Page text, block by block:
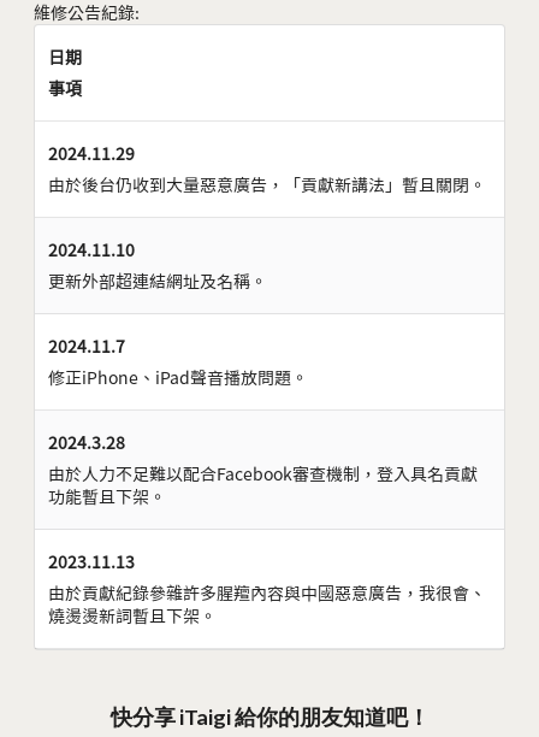
維修公告紀錄:
日期
事項
2024.11.29
由於後台仍收到大量惡意廣告，「貢獻新講法」暫且關閉。
2024.11.10
更新外部超連結網址及名稱。
2024.11.7
修正iPhone、iPad聲音播放問題。
2024.3.28
由於人力不足難以配合Facebook審查機制，登入具名貢獻
功能暫且下架。
2023.11.13
由於貢獻紀錄參雜許多腥羶內容與中國惡意廣告，我很會、
燒燙燙新詞暫且下架。
快分享 iTaigi 給你的朋友知道吧！